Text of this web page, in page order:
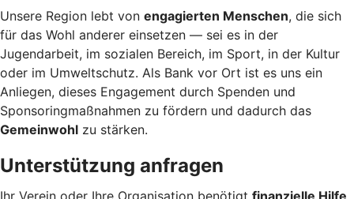
Unsere Region lebt von engagierten Menschen, die sich
für das Wohl anderer einsetzen — sei es in der
Jugendarbeit, im sozialen Bereich, im Sport, in der Kultur
oder im Umweltschutz. Als Bank vor Ort ist es uns ein
Anliegen, dieses Engagement durch Spenden und
Sponsoringmaßnahmen zu fördern und dadurch das
Gemeinwohl zu stärken.
Unterstützung anfragen
Ihr Verein oder Ihre Organisation benötigt finanzielle Hilfe